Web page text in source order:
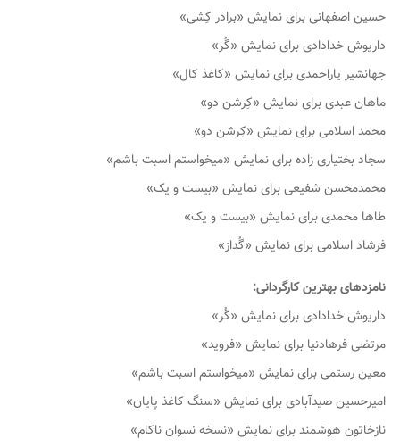
حسین اصفهانی برای نمایش «برادر کِشی»
داریوش خدادادی برای نمایش «گُر»
جهانشیر یاراحمدی برای نمایش «کاغذ کال»
ماهان عبدی برای نمایش «کِرشن دو»
محمد اسلامی برای نمایش «کِرشن دو»
سجاد بختیاری زاده برای نمایش «میخواستم اسبت باشم»
محمدمحسن شفیعی برای نمایش «بیست و یک»
طاها محمدی برای نمایش «بیست و یک»
فرشاد اسلامی برای نمایش «گُداز»
نامزدهای بهترین کارگردانی:
داریوش خدادادی برای نمایش «گُر»
مرتضی فرهادنیا برای نمایش «فروید»
معین رستمی برای نمایش «میخواستم اسبت باشم»
امیرحسین صیدآبادی برای نمایش «سنگ کاغذ پایان»
نازخاتون هوشمند برای نمایش «نسخه نسوان ناکام»